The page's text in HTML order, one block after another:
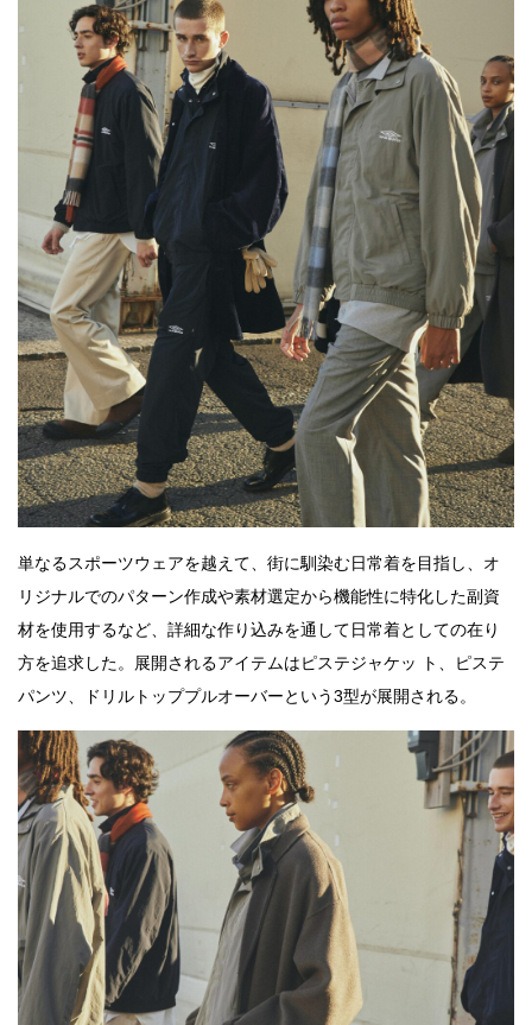
単なるスポーツウェアを越えて、街に馴染む日常着を目指し、オ
リジナルでのパターン作成や素材選定から機能性に特化した副資
材を使用するなど、詳細な作り込みを通して日常着としての在り
方を追求した。展開されるアイテムはピステジャケッ ト、ピステ
パンツ、ドリルトッププルオーバーという3型が展開される。